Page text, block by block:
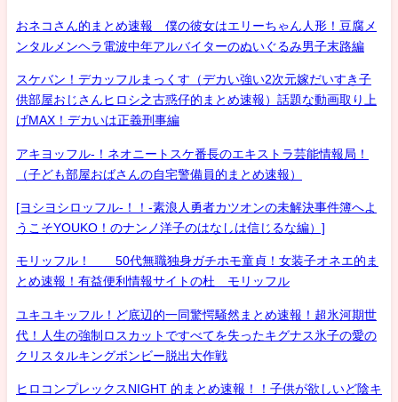
おネコさん的まとめ速報 僕の彼女はエリーちゃん人形！豆腐メ
ンタルメンヘラ電波中年アルバイターのぬいぐるみ男子末路編
スケバン！デカッフルまっくす（デカい強い2次元嫁だいすき子
供部屋おじさんヒロシ之古惑仔的まとめ速報）話題な動画取り上
げMAX！デカいは正義刑事編
アキヨッフル-！ネオニートスケ番長のエキストラ芸能情報局！
（子ども部屋おばさんの自宅警備員的まとめ速報）
[ヨシヨシロッフル-！！-素浪人勇者カツオンの未解決事件簿へよ
うこそYOUKO！のナンノ洋子のはなしは信じるな編）]
モリッフル！ 50代無職独身ガチホモ童貞！女装子オネエ的ま
とめ速報！有益便利情報サイトの杜 モリッフル
ユキユキッフル！ど底辺的一同驚愕騒然まとめ速報！超氷河期世
代！人生の強制ロスカットですべてを失ったキグナス氷子の愛の
クリスタルキングボンビー脱出大作戦
ヒロコンプレックスNIGHT 的まとめ速報！！子供が欲しいど陰キ